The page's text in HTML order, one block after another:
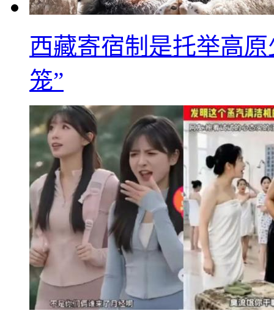
西藏寄宿制是托举高
笼”